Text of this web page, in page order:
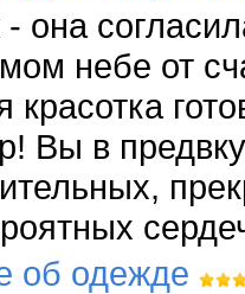
- она
небе от
красотка
Вы в
об одежде